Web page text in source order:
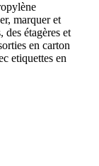
marquer et
des étagères et
en carton
etiquettes en